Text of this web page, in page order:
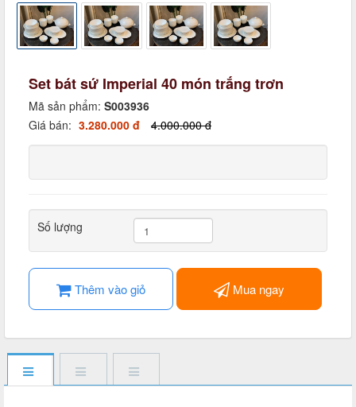
Set bát sứ Imperial 40 món trắng trơn
Mã sản phẩm: S003936
Giá bán: 3.280.000 đ 4.000.000 đ
Số lượng
Thêm vào giỏ Mua ngay